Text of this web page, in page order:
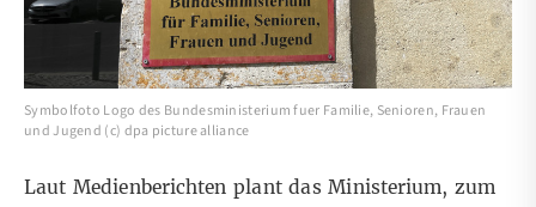
Symbolfoto Logo des Bundesministerium fuer Familie, Senioren, Frauen
und Jugend (c) dpa picture alliance
LautMedienberichten plant das Ministerium, zum